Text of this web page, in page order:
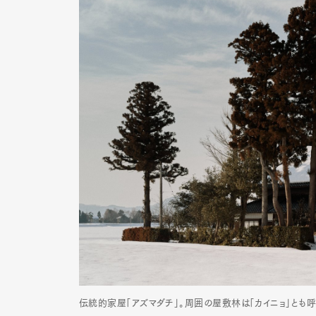
伝統的家屋「アズマダチ」。周囲の屋敷林は「カイニョ」とも